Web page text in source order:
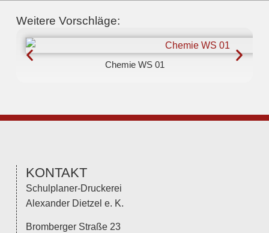
Weitere Vorschläge:
Chemie WS 01
KONTAKT
Schulplaner-Druckerei
Alexander Dietzel e. K.
Bromberger Straße 23